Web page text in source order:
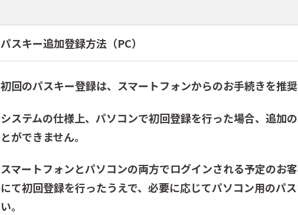
パスキー追加登録方法（PC）
初回のパスキー登録は、スマートフォンからのお手続きを推奨
システムの仕様上、パソコンで初回登録を行った場合、追加
とができません。
スマートフォンとパソコンの両方でログインされる予定のお
にて初回登録を行ったうえで、必要に応じてパソコン用のパ
い。